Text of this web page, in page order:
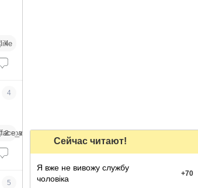
4
4
2
5
Сейчас читают!
Я вже не вивожу службу
чоловіка
+70